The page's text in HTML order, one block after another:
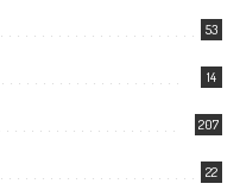
53
14
207
22